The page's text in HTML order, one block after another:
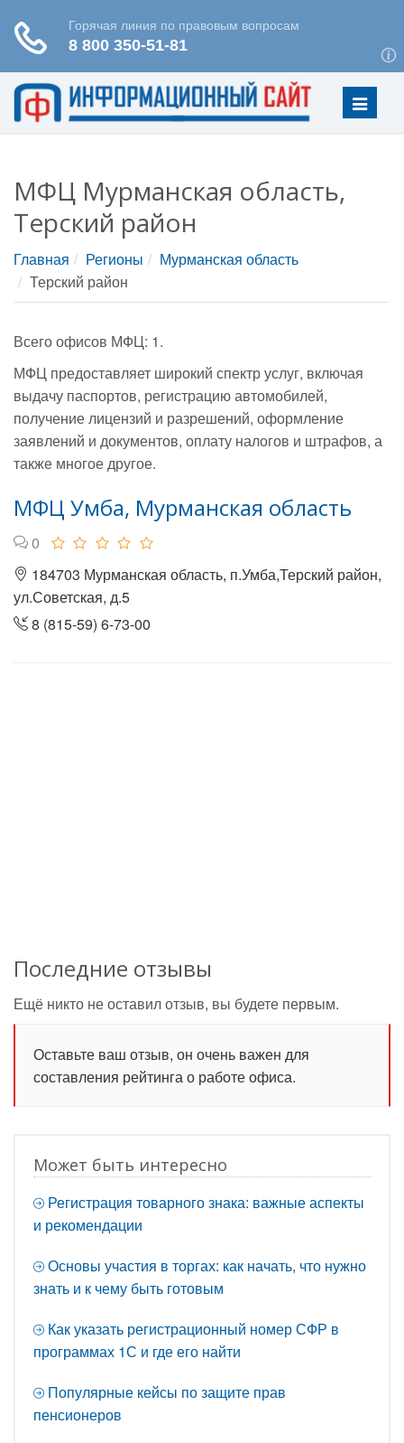
Меню
МФЦ Мурманская область,
Терский район
Главная Регионы
Мурманская область
Терский район
Всего офисов МФЦ: 1.
МФЦ предоставляет широкий спектр услуг, включая
выдачу паспортов, регистрацию автомобилей,
получение лицензий и разрешений, оформление
заявлений и документов, оплату налогов и штрафов, а
также многое другое.
МФЦ Умба, Мурманская область
0
184703 Мурманская область, п.Умба,Терский район,
ул.Советская, д.5
8 (815-59) 6-73-00
Последние отзывы
Ещё никто не оставил отзыв, вы будете первым.
Оставьте ваш отзыв, он очень важен для
составления рейтинга о работе офиса.
Может быть интересно
Регистрация товарного знака: важные аспекты
и рекомендации
Основы участия в торгах: как начать, что нужно
знать и к чему быть готовым
Как указать регистрационный номер СФР в
программах 1С и где его найти
Популярные кейсы по защите прав
пенсионеров